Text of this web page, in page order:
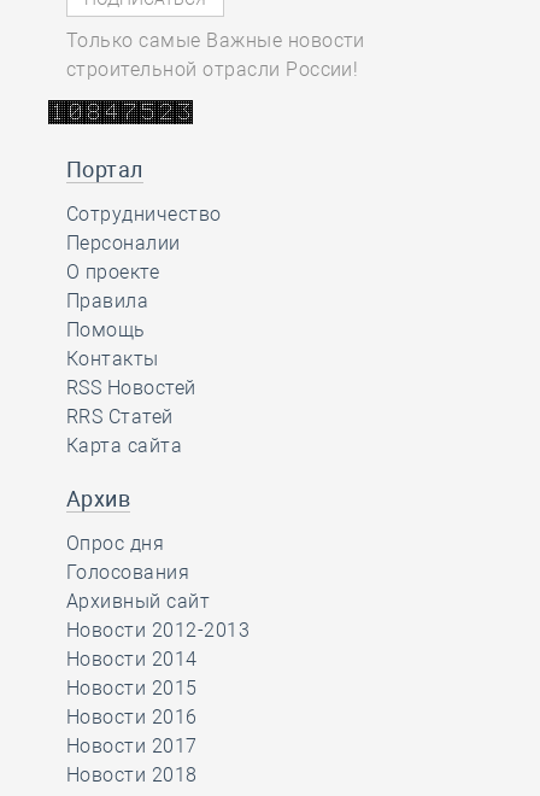
Только самые Важные новости
строительной отрасли России!
Портал
Сотрудничество
Персоналии
О проекте
Правила
Помощь
Контакты
RSS Новостей
RRS Статей
Карта сайта
Архив
Опрос дня
Голосования
Архивный сайт
Новости 2012-2013
Новости 2014
Новости 2015
Новости 2016
Новости 2017
Новости 2018